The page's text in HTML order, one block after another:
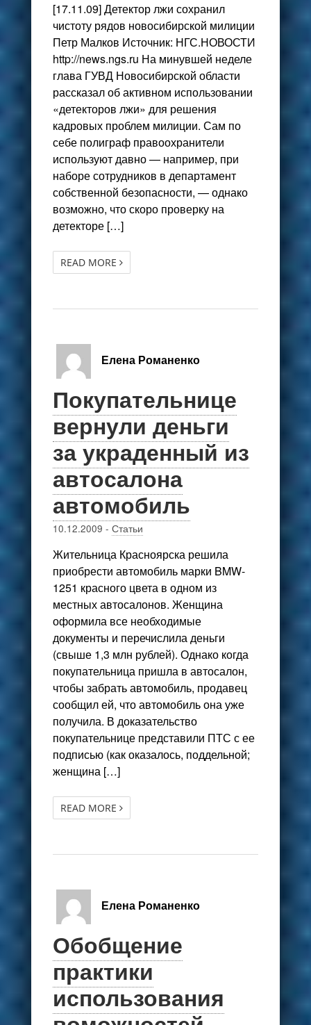
[17.11.09] Детектор лжи сохранил
чистоту рядов новосибирской милиции
Петр Малков Источник: НГС.НОВОСТИ
http://news.ngs.ru На минувшей неделе
глава ГУВД Новосибирской области
рассказал об активном использовании
«детекторов лжи» для решения
кадровых проблем милиции. Сам по
себе полиграф правоохранители
используют давно — например, при
наборе сотрудников в департамент
собственной безопасности, — однако
возможно, что скоро проверку на
детекторе […]
READ MORE
Елена Романенко
Покупательнице
вернули деньги
за украденный из
автосалона
автомобиль
10.12.2009 - Статьи
Жительница Красноярска решила
приобрести автомобиль марки BMW-
1251 красного цвета в одном из
местных автосалонов. Женщина
оформила все необходимые
документы и перечислила деньги
(свыше 1,3 млн рублей). Однако когда
покупательница пришла в автосалон,
чтобы забрать автомобиль, продавец
сообщил ей, что автомобиль она уже
получила. В доказательство
покупательнице представили ПТС с ее
подписью (как оказалось, поддельной;
женщина […]
READ MORE
Елена Романенко
Обобщение
практики
использования